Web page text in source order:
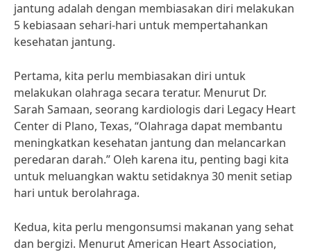
jantung adalah dengan membiasakan diri melakukan
5 kebiasaan sehari-hari untuk mempertahankan
kesehatan jantung.
Pertama, kita perlu membiasakan diri untuk
melakukan olahraga secara teratur. Menurut Dr.
Sarah Samaan, seorang kardiologis dari Legacy Heart
Center di Plano, Texas, “Olahraga dapat membantu
meningkatkan kesehatan jantung dan melancarkan
peredaran darah.” Oleh karena itu, penting bagi kita
untuk meluangkan waktu setidaknya 30 menit setiap
hari untuk berolahraga.
Kedua, kita perlu mengonsumsi makanan yang sehat
dan bergizi. Menurut American Heart Association,